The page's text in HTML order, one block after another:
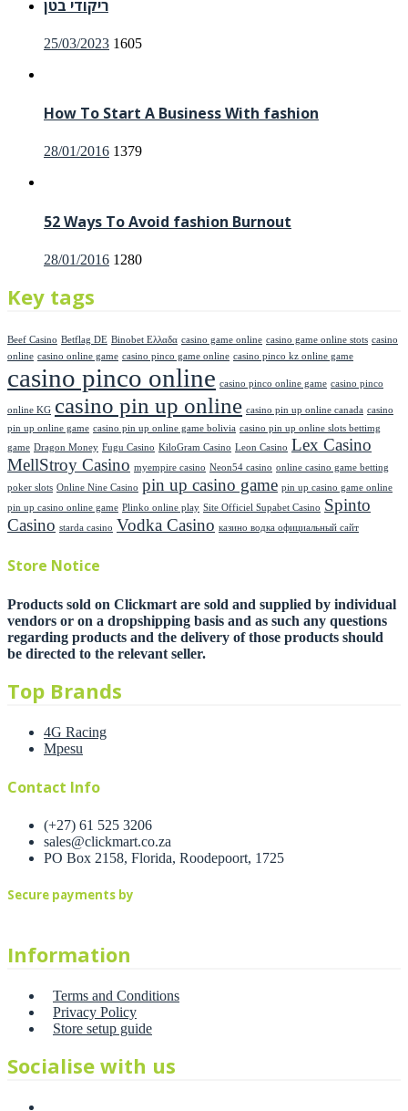
ריקודי בטן
Posted
25/03/2023 1605
How To Start A Business With fashion
Posted
28/01/2016 1379
52 Ways To Avoid fashion Burnout
Posted
28/01/2016 1280
Key tags
Beef Casino Betflag DE Binobet Ελλαδα casino game online casino game online stots casino
online casino online game casino pinco game online casino pinco kz online game
casino pinco online casino pinco online game casino pinco
online KG casino pin up online casino pin up online canada casino
pin up online game casino pin up online game bolivia casino pin up online slots bettimg
game Dragon Money Fugu Casino KiloGram Casino Leon Casino Lex Casino
MellStroy Casino myempire casino Neon54 casino online casino game betting
poker slots Online Nine Casino pin up casino game pin up casino game online
pin up casino online game Plinko online play Site Officiel Supabet Casino Spinto
Casino starda casino Vodka Casino казино водка официальный сайт
Store Notice
Products sold on Clickmart are sold and supplied by individual
vendors or on a dropshipping basis and as such any questions
regarding products and the delivery of those products should
be directed to the relevant seller.
Top Brands
4G Racing
Mpesu
Contact Info
(+27) 61 525 3206
sales@clickmart.co.za
PO Box 2158, Florida, Roodepoort, 1725
Secure payments by
Information
Terms and Conditions
Privacy Policy
Store setup guide
Socialise with us